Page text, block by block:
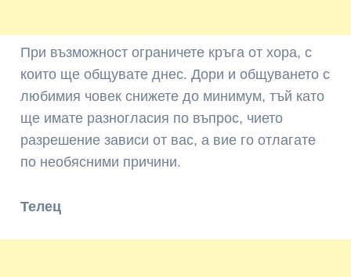
При възможност ограничете кръга от хора, с
които ще общувате днес. Дори и общуването с
любимия човек снижете до минимум, тъй като
ще имате разногласия по въпрос, чието
разрешение зависи от вас, а вие го отлагате
по необясними причини.
Телец